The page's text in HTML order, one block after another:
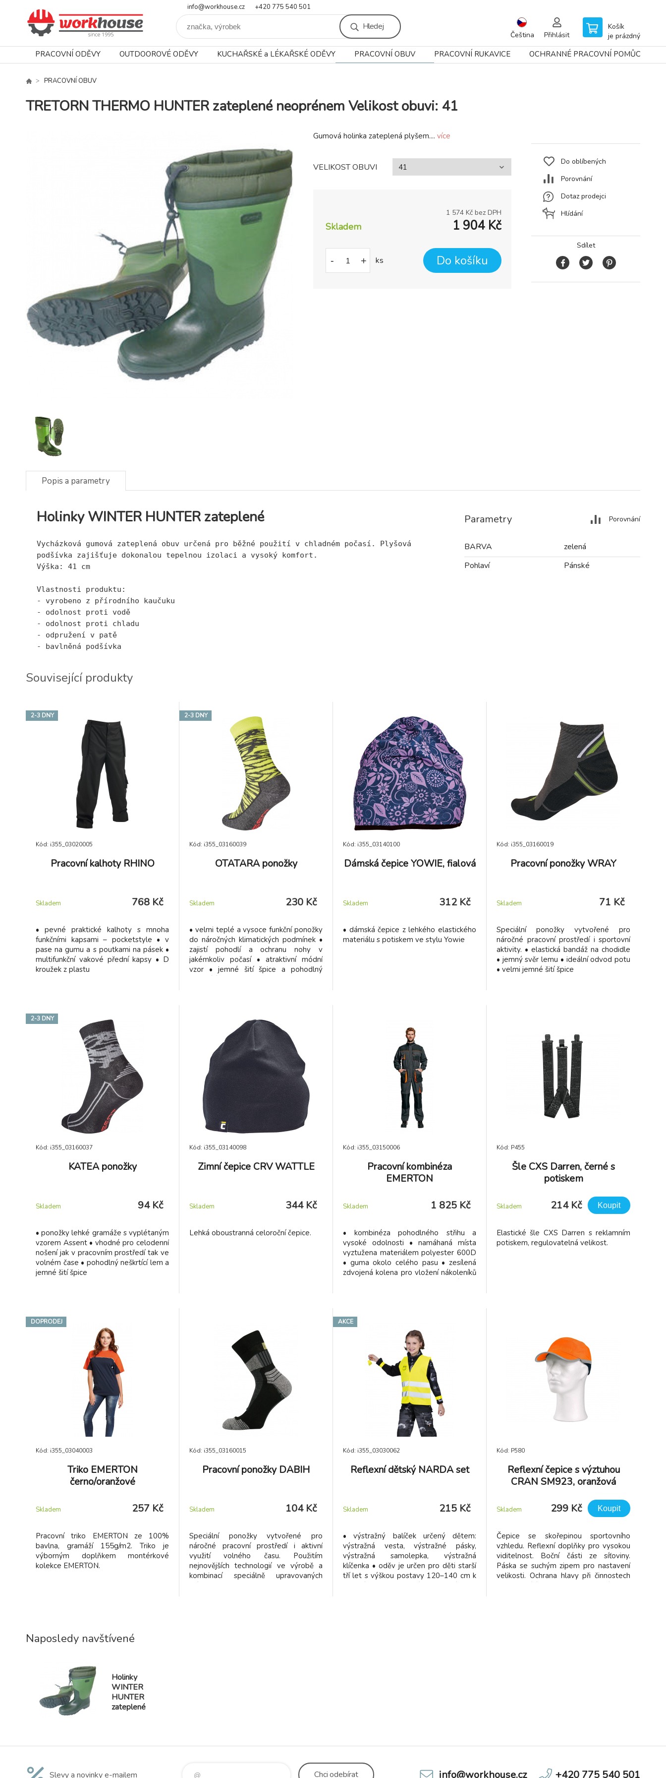
info@workhouse.cz +420 775 540 501
Hledej
Čeština Přihlásit
Košík
je prázdný
PRACOVNÍ ODĚVY OUTDOOROVÉ ODĚVY KUCHAŘSKÉ a LÉKAŘSKÉ ODĚVY PRACOVNÍ OBUV PRACOVNÍ RUKAVICE OCHRANNÉ PRACOVNÍ POMŮCKY
PRACOVNÍ OBUV
TRETORN THERMO HUNTER zateplené neoprénem Velikost obuvi: 41
Gumová holinka zateplená plyšem.... více
VELIKOST OBUVI
1 574 Kč bez DPH
Skladem 1 904 Kč
- + ks Do košíku
Do oblíbených
Porovnání
Dotaz prodejci
Hlídání
Sdílet
Popis a parametry
Holinky WINTER HUNTER zateplené
Vycházková gumová zateplená obuv určená pro běžné použití v chladném počasí. Plyšová
podšívka zajišťuje dokonalou tepelnou izolaci a vysoký komfort.
Výška: 41 cm
Vlastnosti produktu:
- vyrobeno z přírodního kaučuku
- odolnost proti vodě
- odolnost proti chladu
- odpružení v patě
- bavlněná podšívka
Parametry Porovnání
BARVA
zelená
Pohlaví
Pánské
Související produkty
2-3 DNY
Kód: i355_03020005
Pracovní kalhoty RHINO
Skladem 768 Kč
• pevné praktické kalhoty s mnoha
funkčními kapsami – pocketstyle • v
pase na gumu a s poutkami na pásek •
multifunkční vakové přední kapsy • D
kroužek z plastu
2-3 DNY
Kód: i355_03160039
OTATARA ponožky
Skladem 230 Kč
• velmi teplé a vysoce funkční ponožky
do náročných klimatických podmínek •
zajistí pohodlí a ochranu nohy v
jakémkoliv počasí • atraktivní módní
vzor • jemné šití špice a pohodlný
Kód: i355_03140100
Dámská čepice YOWIE, fialová
Skladem 312 Kč
• dámská čepice z lehkého elastického
materiálu s potiskem ve stylu Yowie
Kód: i355_03160019
Pracovní ponožky WRAY
Skladem 71 Kč
Speciální ponožky vytvořené pro
náročné pracovní prostředí i sportovní
aktivity. • elastická bandáž na chodidle
• jemný svěr lemu • ideální odvod potu
• velmi jemné šití špice
2-3 DNY
Kód: i355_03160037
KATEA ponožky
Skladem 94 Kč
• ponožky lehké gramáže s vyplétaným
vzorem Assent • vhodné pro celodenní
nošení jak v pracovním prostředí tak ve
volném čase • pohodlný neškrtící lem a
jemné šití špice
Kód: i355_03140098
Zimní čepice CRV WATTLE
Skladem 344 Kč
Lehká oboustranná celoroční čepice.
Kód: i355_03150006
Pracovní kombinéza
EMERTON
Skladem 1 825 Kč
• kombinéza pohodlného střihu a
vysoké odolnosti • namáhaná místa
vyztužena materiálem polyester 600D
• guma okolo celého pasu • zesílená
zdvojená kolena pro vložení nákoleníků
Kód: P455
Šle CXS Darren, černé s
potiskem
Skladem 214 Kč Koupit
Elastické šle CXS Darren s reklamním
potiskem, regulovatelná velikost.
DOPRODEJ
Kód: i355_03040003
Triko EMERTON
černo/oranžové
Skladem 257 Kč
Pracovní triko EMERTON ze 100%
bavlna, gramáží 155g/m2. Triko je
výborným doplňkem montérkové
kolekce EMERTON.
Kód: i355_03160015
Pracovní ponožky DABIH
Skladem 104 Kč
Speciální ponožky vytvořené pro
náročné pracovní prostředí i aktivní
využití volného času. Použitím
nejnovějších technologií ve výrobě a
kombinací speciálně upravovaných
AKCE
Kód: i355_03030062
Reflexní dětský NARDA set
Skladem 215 Kč
• výstražný balíček určený dětem:
výstražná vesta, výstražné pásky,
výstražná samolepka, výstražná
klíčenka • oděv je určen pro děti starší
tří let s výškou postavy 120–140 cm k
Kód: P580
Reflexní čepice s výztuhou
CRAN SM923, oranžová
Skladem 299 Kč Koupit
Čepice se skořepinou sportovního
vzhledu. Reflexní doplňky pro vysokou
viditelnost. Boční části ze síťoviny.
Páska se suchým zipem pro nastavení
velikosti. Ochrana hlavy při činnostech
Naposledy navštívené
Holinky
WINTER
HUNTER
zateplené
Slevy a novinky e-mailem Chciodebírat info@workhouse.cz +420 775 540 501